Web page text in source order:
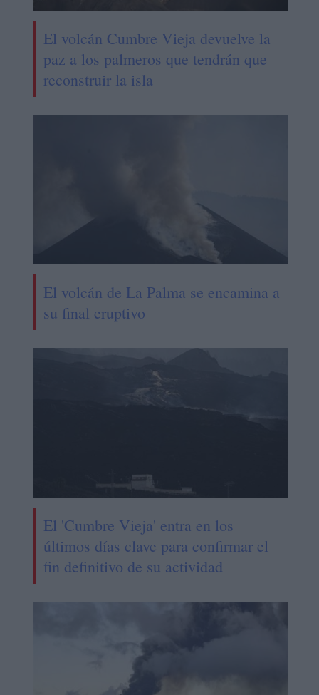
El volcán Cumbre Vieja devuelve la
paz a los palmeros que tendrán que
reconstruir la isla
El volcán de La Palma se encamina a
su final eruptivo
El 'Cumbre Vieja' entra en los
últimos días clave para confirmar el
fin definitivo de su actividad